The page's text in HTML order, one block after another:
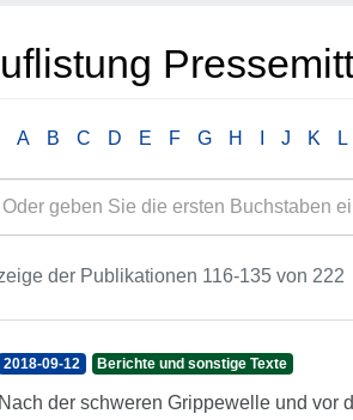
A B C D E F G H J K L
der Publikationen 116-135 von 222
2018-09-12 Berichte und sonstige Texte
Nach der schweren Grippewelle und vor